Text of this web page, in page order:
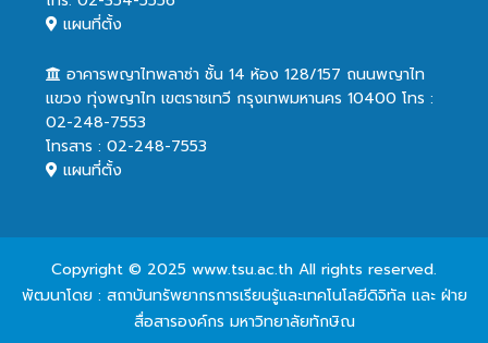
แผนที่ตั้ง
อาคารพญาไทพลาซ่า ชั้น 14 ห้อง 128/157 ถนนพญาไท
แขวง ทุ่งพญาไท เขตราชเทวี กรุงเทพมหานคร 10400 โทร :
02-248-7553
โทรสาร : 02-248-7553
แผนที่ตั้ง
Copyright © 2025 www.tsu.ac.th All rights reserved.
พัฒนาโดย : สถาบันทรัพยากรการเรียนรู้และเทคโนโลยีดิจิทัล และ ฝ่าย
สื่อสารองค์กร มหาวิทยาลัยทักษิณ